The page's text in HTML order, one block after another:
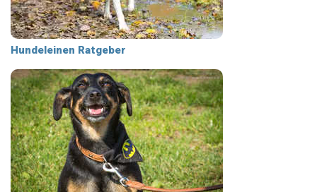
Hundeleinen Ratgeber